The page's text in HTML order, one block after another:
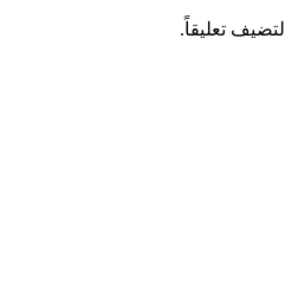
لتضيف تعليقاً.